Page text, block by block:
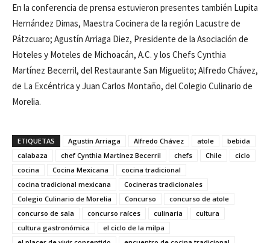
En la conferencia de prensa estuvieron presentes también Lupita
Hernández Dimas, Maestra Cocinera de la región Lacustre de
Pátzcuaro; Agustín Arriaga Diez, Presidente de la Asociación de
Hoteles y Moteles de Michoacán, A.C. y los Chefs Cynthia
Martínez Becerril, del Restaurante San Miguelito; Alfredo Chávez,
de La Excéntrica y Juan Carlos Montaño, del Colegio Culinario de
Morelia.
ETIQUETAS Agustín Arriaga Alfredo Chávez atole
bebida
calabaza
chef Cynthia Martínez Becerril chefs Chile
ciclo
cocina
Cocina Mexicana
cocina tradicional
cocina tradicional mexicana
Cocineras tradicionales
Colegio Culinario de Morelia
Concurso
concurso de atole
concurso de sala
concurso raíces culinaria
cultura
cultura gastronómica
el ciclo de la milpa